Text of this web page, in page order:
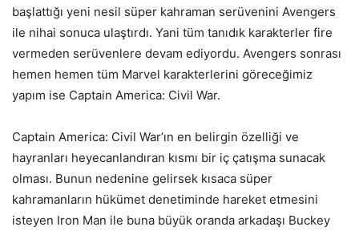
başlattığı yeni nesil süper kahraman serüvenini Avengers
ile nihai sonuca ulaştırdı. Yani tüm tanıdık karakterler fire
vermeden serüvenlere devam ediyordu. Avengers sonrası
hemen hemen tüm Marvel karakterlerini göreceğimiz
yapım ise Captain America: Civil War.
Captain America: Civil War’ın en belirgin özelliği ve
hayranları heyecanlandıran kısmı bir iç çatışma sunacak
olması. Bunun nedenine gelirsek kısaca süper
kahramanların hükümet denetiminde hareket etmesini
isteyen Iron Man ile buna büyük oranda arkadaşı Buckey